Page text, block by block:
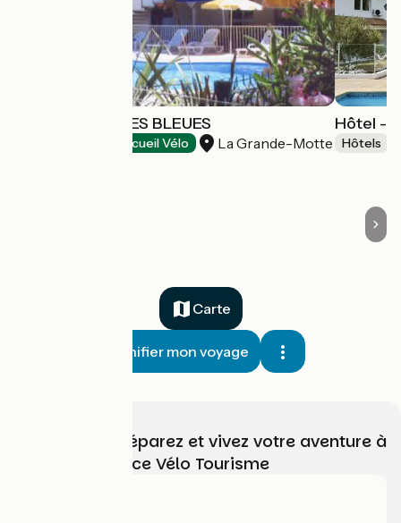
HOTEL LES RIVES BLEUES
Accueil Vélo La Grande-Motte
Hôtel -
Hôtels
Carte
Planifier mon voyage
Choisissez, préparez et vivez votre aventure à
vélo avec France Vélo Tourisme